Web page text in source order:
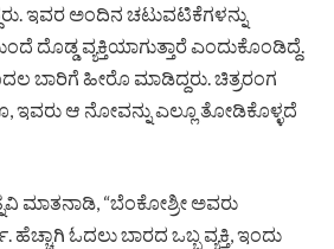
ಇವರ ಅಂದಿನ ಚಟುವಟಿಕೆಗಳನ್ನು
ದೊಡ್ಡ ವ್ಯಕ್ತಿಯಾಗುತ್ತಾರೆ ಎಂದುಕೊಂಡಿದ್ದೆ.
ಬಾರಿಗೆ ಹೀರೊ ಮಾಡಿದ್ದರು. ಚಿತ್ರರಂಗ
ಇವರು ಆ ನೋವನ್ನು ಎಲ್ಲೂ ತೋಡಿಕೊಳ್ಳದೆ
ಮಾತನಾಡಿ, “ಬೆಂಕೋಶ್ರೀ ಅವರು
ಹೆಚ್ಚಾಗಿ ಓದಲು ಬಾರದ ಒಬ್ಬ ವ್ಯಕ್ತಿ, ಇಂದು